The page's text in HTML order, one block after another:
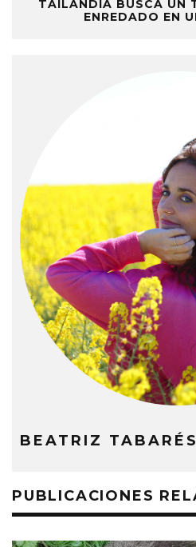
TAILANDIA BUSCA UN
ENREDADO EN
BEATRIZ
PUBLICACIONES